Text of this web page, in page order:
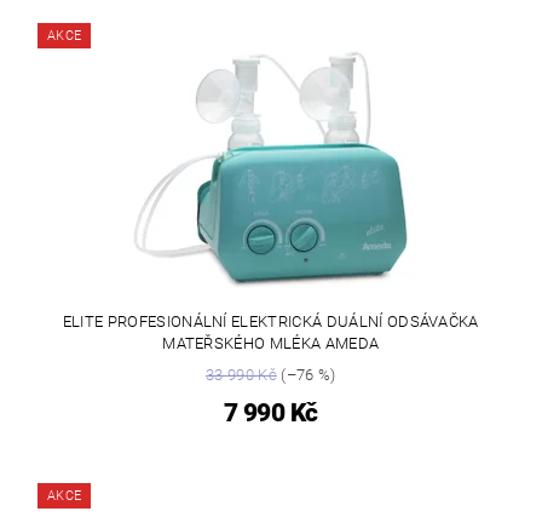
AKCE
ELITE PROFESIONÁLNÍ ELEKTRICKÁ DUÁLNÍ ODSÁVAČKA
MATEŘSKÉHO MLÉKA AMEDA
33 990 Kč(–76 %)
7 990 Kč
AKCE